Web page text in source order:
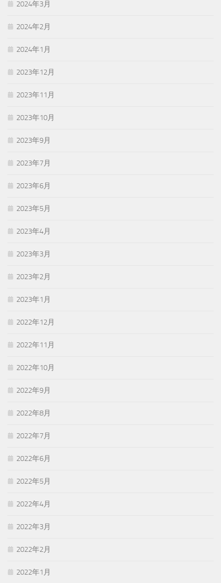
2024年3月
2024年2月
2024年1月
2023年12月
2023年11月
2023年10月
2023年9月
2023年7月
2023年6月
2023年5月
2023年4月
2023年3月
2023年2月
2023年1月
2022年12月
2022年11月
2022年10月
2022年9月
2022年8月
2022年7月
2022年6月
2022年5月
2022年4月
2022年3月
2022年2月
2022年1月